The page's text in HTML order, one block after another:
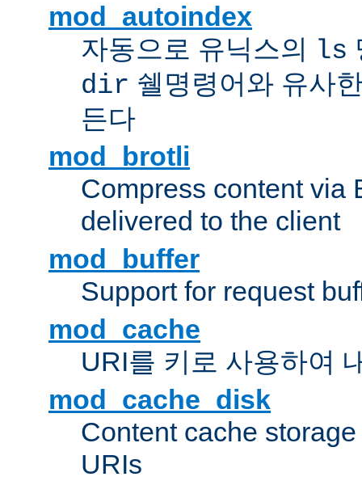
mod_autoindex
자동으로 유닉스의 ls
dir 쉘명령어와 유사
든다
mod_brotli
Compress content via
delivered to the client
mod_buffer
Support for request
mod_cache
URI를 키로 사용하여
mod_cache_disk
Content cache
URIs